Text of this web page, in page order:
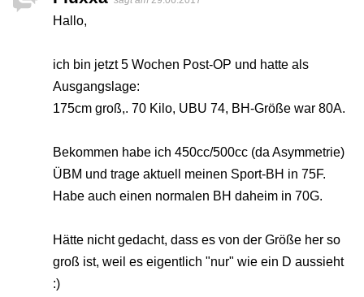
Hallo,
ich bin jetzt 5 Wochen Post-OP und hatte als
Ausgangslage:
175cm groß,. 70 Kilo, UBU 74, BH-Größe war 80A.
Bekommen habe ich 450cc/500cc (da Asymmetrie)
ÜBM und trage aktuell meinen Sport-BH in 75F.
Habe auch einen normalen BH daheim in 70G.
Hätte nicht gedacht, dass es von der Größe her so
groß ist, weil es eigentlich "nur" wie ein D aussieht
:)